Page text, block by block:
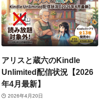
アリスと蔵六のKindle
Unlimited配信状況【2026
年4月最新】
2026年4月20日